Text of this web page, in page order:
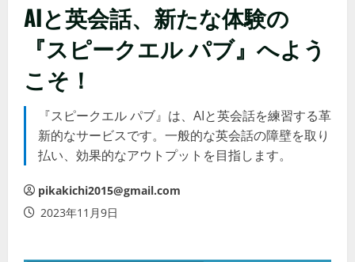
AIと英会話、新たな体験の
『スピークエル パブ』へよう
こそ！
『スピークエル パブ』は、AIと英会話を練習する革
新的なサービスです。一般的な英会話の障壁を取り
払い、効果的なアウトプットを目指します。
pikakichi2015@gmail.com
2023年11月9日